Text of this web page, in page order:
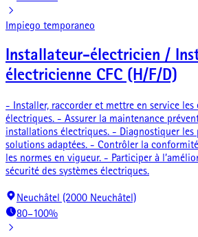
Impiego temporaneo
Installateur-électricien /
électricienne CFC (H/F/D)
- Installer, raccorder et mettre en service les
électriques. - Assurer la maintenance
installations électriques. - Diagnostiquer les
solutions adaptées. - Contrôler la
les normes en vigueur. - Participer à
sécurité des systèmes électriques.
Neuchâtel (2000 Neuchâtel)
80–100%